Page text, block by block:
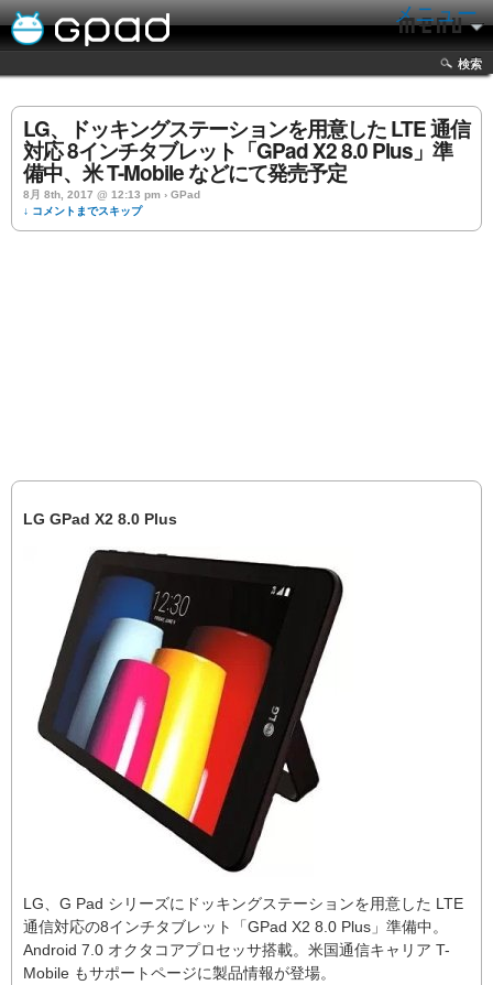
メニュー
検索
LG、ドッキングステーションを用意した LTE 通信
対応 8インチタブレット「GPad X2 8.0 Plus」準
備中、米 T-Mobile などにて発売予定
8月 8th, 2017 @ 12:13 pm › GPad
↓ コメントまでスキップ
LG GPad X2 8.0 Plus
LG、G Pad シリーズにドッキングステーションを用意した LTE
通信対応の8インチタブレット「GPad X2 8.0 Plus」準備中。
Android 7.0 オクタコアプロセッサ搭載。米国通信キャリア T-
Mobile もサポートページに製品情報が登場。